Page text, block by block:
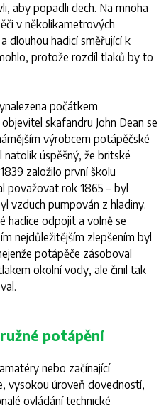
aby popadli dech. Na mnoha
v několikametrových
dlouhou hadicí směřující k
protože rozdíl tlaků by to
počátkem
skafandru John Dean se
výrobcem potápěčské
úspěšný, že britské
založilo první školu
považovat rok 1865 – byl
vzduch pumpován z hladiny.
hadice odpojit a volně se
nejdůležitějším zlepšením byl
potápěče zásoboval
okolní vody, ale činil tak
potápění
nebo začínající
vysokou úroveň dovedností,
ovládání technické